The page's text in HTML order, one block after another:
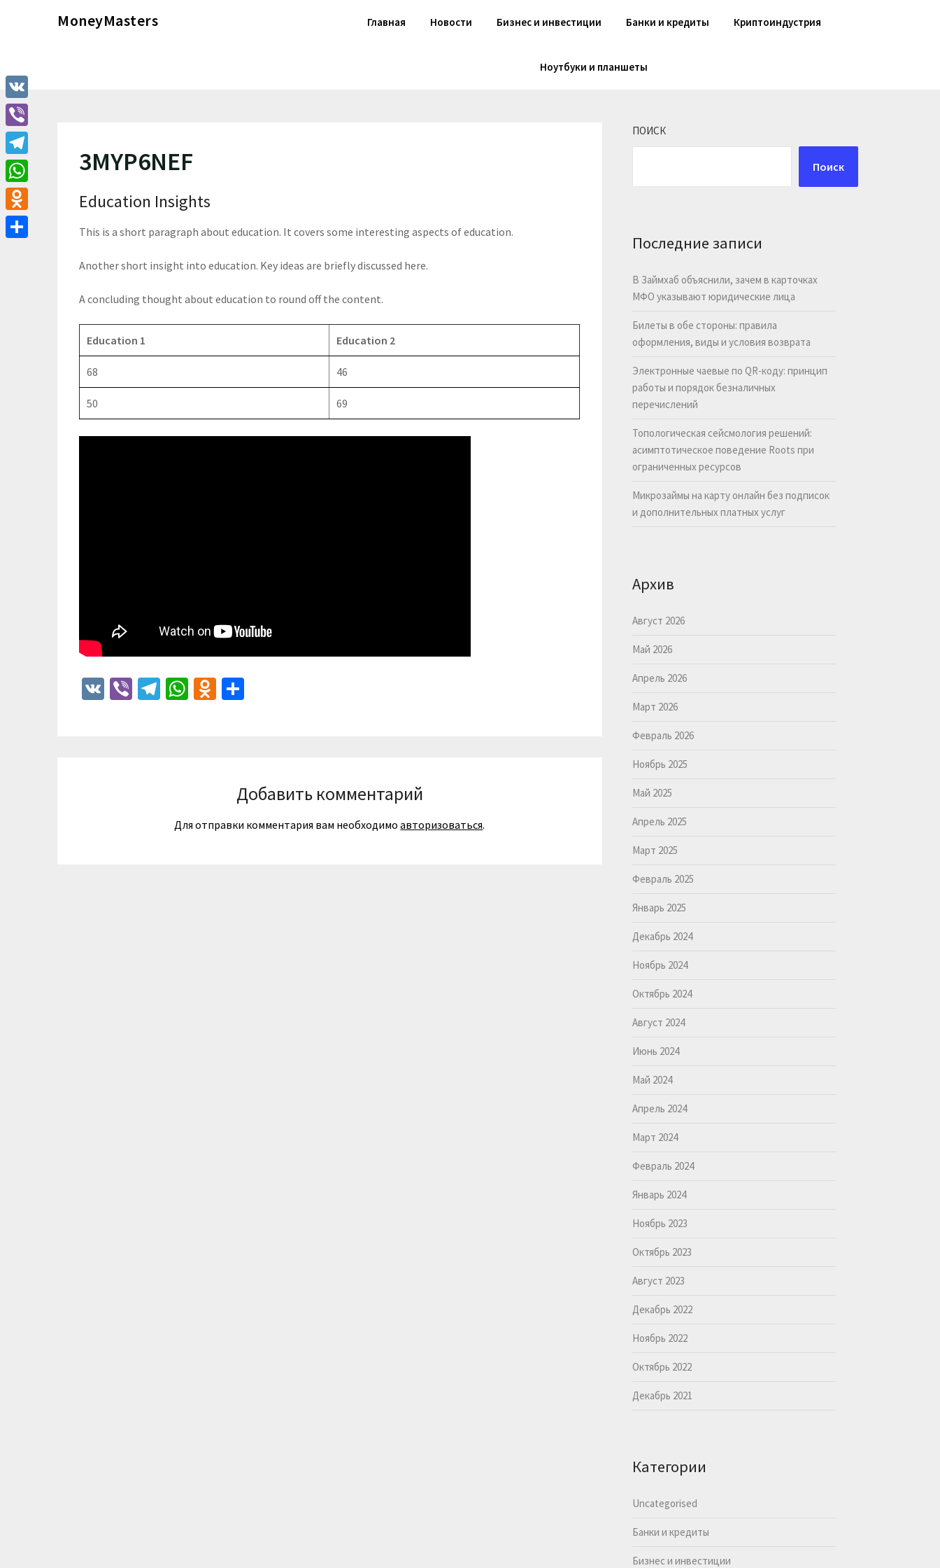
MoneyMasters Главная Новости Бизнес и инвестиции Банки и кредиты Криптоиндустрия
Ноутбуки и планшеты
3MYP6NEF
Education Insights
This is a short paragraph about education. It covers some interesting aspects of education.
Another short insight into education. Key ideas are briefly discussed here.
A concluding thought about education to round off the content.
Education 1 Education 2
68 46
50 69
VK ViberTelegram
WhatsApp
Odnoklassniki
Добавить комментарий
Для отправки комментария вам необходимоавторизоваться.
ПОИСК
Поиск
Последние записи
В Займхаб объяснили, зачем в карточках
МФО указывают юридические лица
Билеты в обе стороны: правила
оформления, виды и условия возврата
Электронные чаевые по QR-коду: принцип
работы и порядок безналичных
перечислений
Топологическая сейсмология решений:
асимптотическое поведение Roots при
ограниченных ресурсов
Микрозаймы на карту онлайн без подписок
и дополнительных платных услуг
Архив
Август 2026
Май 2026
Апрель 2026
Март 2026
Февраль 2026
Ноябрь 2025
Май 2025
Апрель 2025
Март 2025
Февраль 2025
Январь 2025
Декабрь 2024
Ноябрь 2024
Октябрь 2024
Август 2024
Июнь 2024
Май 2024
Апрель 2024
Март 2024
Февраль 2024
Январь 2024
Ноябрь 2023
Октябрь 2023
Август 2023
Декабрь 2022
Ноябрь 2022
Октябрь 2022
Декабрь 2021
Категории
Uncategorised
Банки и кредиты
Бизнес и инвестиции
VK
Viber
Telegram
WhatsApp
Odnoklassniki